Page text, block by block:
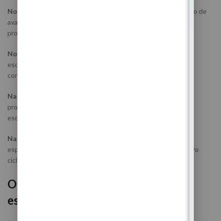
No trabalho
, pode ajudar a abrir caminhos, desbloquear medo de
avançar, fortalecer a confiança e preparar novos passos
profissionais com mais segurança.
No dinheiro
escassez, medo de perder, insegurança material e falta de
confiança para receber.
Na vida pessoal
proteção energética, estabilidade emocional e clareza para
escolhas importantes.
Na espiritualidade
espiritual, fortalecimento intuitivo e alinhamento com um novo
ciclo lunar.
O que este ritual trabalha
espiritualmente?